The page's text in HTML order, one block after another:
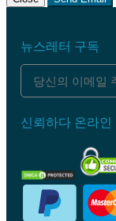
뉴스레터 구독
신뢰하다 온라인